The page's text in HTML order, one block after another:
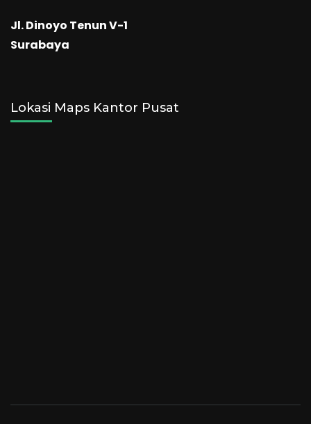
Jl. Dinoyo Tenun V-1
Surabaya
Lokasi Maps Kantor Pusat